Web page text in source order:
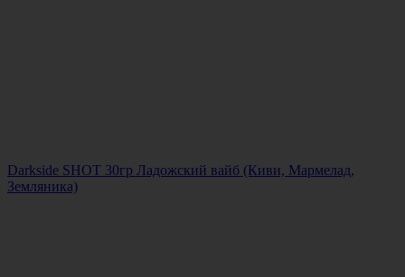
Darkside SHOT 30гр Ладожский вайб (Киви, Мармелад,
Земляника)